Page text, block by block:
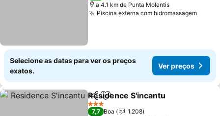
a 4.1 km de Punta Molentis
Piscina externa com hidromassagemVer
Selecione as datas para ver os preços
exatos.
Ver preços
PartilharAdicionar aos favoritos
Residence S'incantu
3 Estrelas
7,7 Boa
1.208